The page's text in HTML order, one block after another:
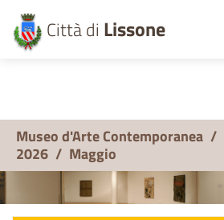
Città di Lissone
Museo d'Arte Contemporanea /
2026 / Maggio